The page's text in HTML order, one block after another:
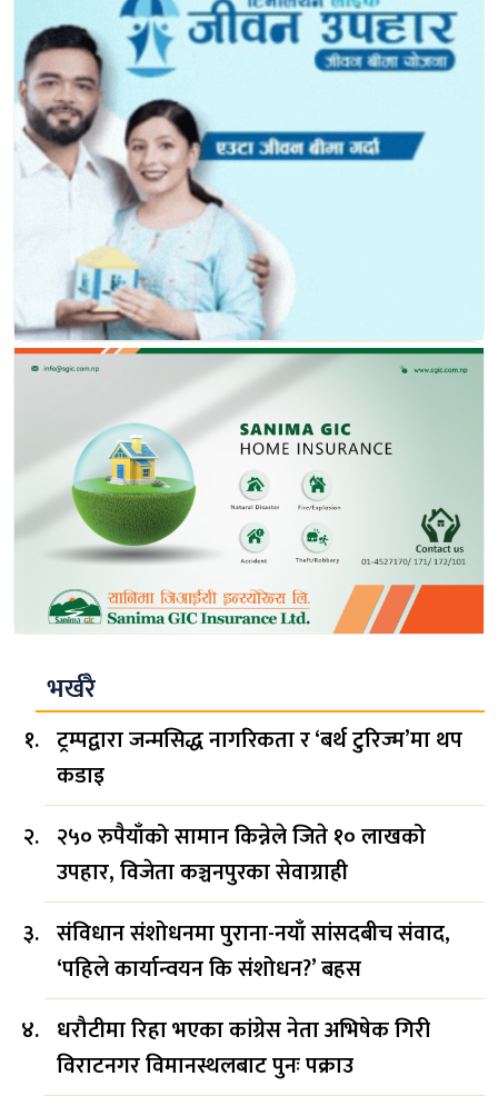
भर्खरै
ट्रम्पद्वारा जन्मसिद्ध नागरिकता र ‘बर्थ टुरिज्म’मा थप
कडाइ
२५० रुपैयाँको सामान किन्नेले जिते १० लाखको
उपहार, विजेता कञ्चनपुरका सेवाग्राही
संविधान संशोधनमा पुराना-नयाँ सांसदबीच संवाद,
‘पहिले कार्यान्वयन कि संशोधन?’ बहस
धरौटीमा रिहा भएका कांग्रेस नेता अभिषेक गिरी
विराटनगर विमानस्थलबाट पुनः पक्राउ